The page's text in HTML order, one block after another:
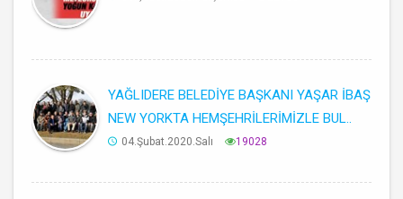
YAĞLIDERE BELEDİYE BAŞKANI YAŞAR İBAŞ
NEW YORKTA HEMŞEHRİLERİMİZLE BUL..
04.Şubat.2020.Salı 19028